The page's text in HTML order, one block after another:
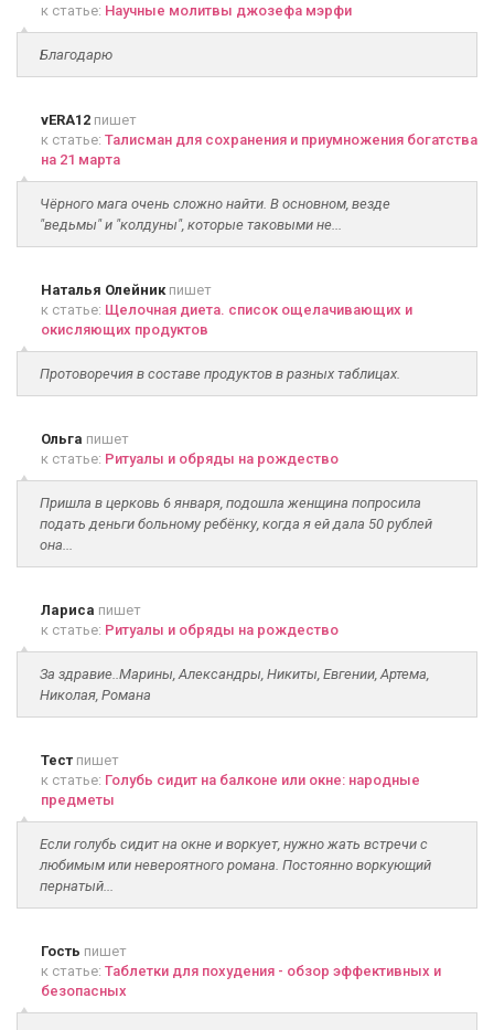
к статье: Научные молитвы джозефа мэрфи
Благодарю
vERA12 пишет
к статье: Талисман для сохранения и приумножения богатства
на 21 марта
Чёрного мага очень сложно найти. В основном, везде
"ведьмы" и "колдуны", которые таковыми не...
Наталья Олейникпишет
к статье: Щелочная диета. список ощелачивающих и
окисляющих продуктов
Протоворечия в составе продуктов в разных таблицах.
Ольга пишет
к статье: Ритуалы и обряды на рождество
Пришла в церковь 6 января, подошла женщина попросила
подать деньги больному ребёнку, когда я ей дала 50 рублей
она...
Лариса пишет
к статье: Ритуалы и обряды на рождество
За здравие..Марины, Александры, Никиты, Евгении, Артема,
Николая, Романа
Тест пишет
к статье: Голубь сидит на балконе или окне: народные
предметы
Если голубь сидит на окне и воркует, нужно жать встречи с
любимым или невероятного романа. Постоянно воркующий
пернатый...
Гость пишет
к статье: Таблетки для похудения - обзор эффективных и
безопасных